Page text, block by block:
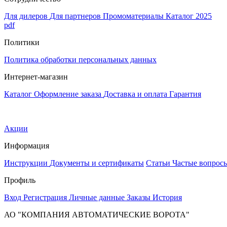
Для дилеров Для партнеров Промоматериалы Каталог 2025
pdf
Политики
Политика обработки персональных данных
Интернет-магазин
Каталог Оформление заказа Доставка и оплата Гарантия
Акции
Информация
Инструкции Документы и сертификаты Статьи Частые
Профиль
Вход Регистрация Личные данные Заказы История
АО "КОМПАНИЯ АВТОМАТИЧЕСКИЕ ВОРОТА"